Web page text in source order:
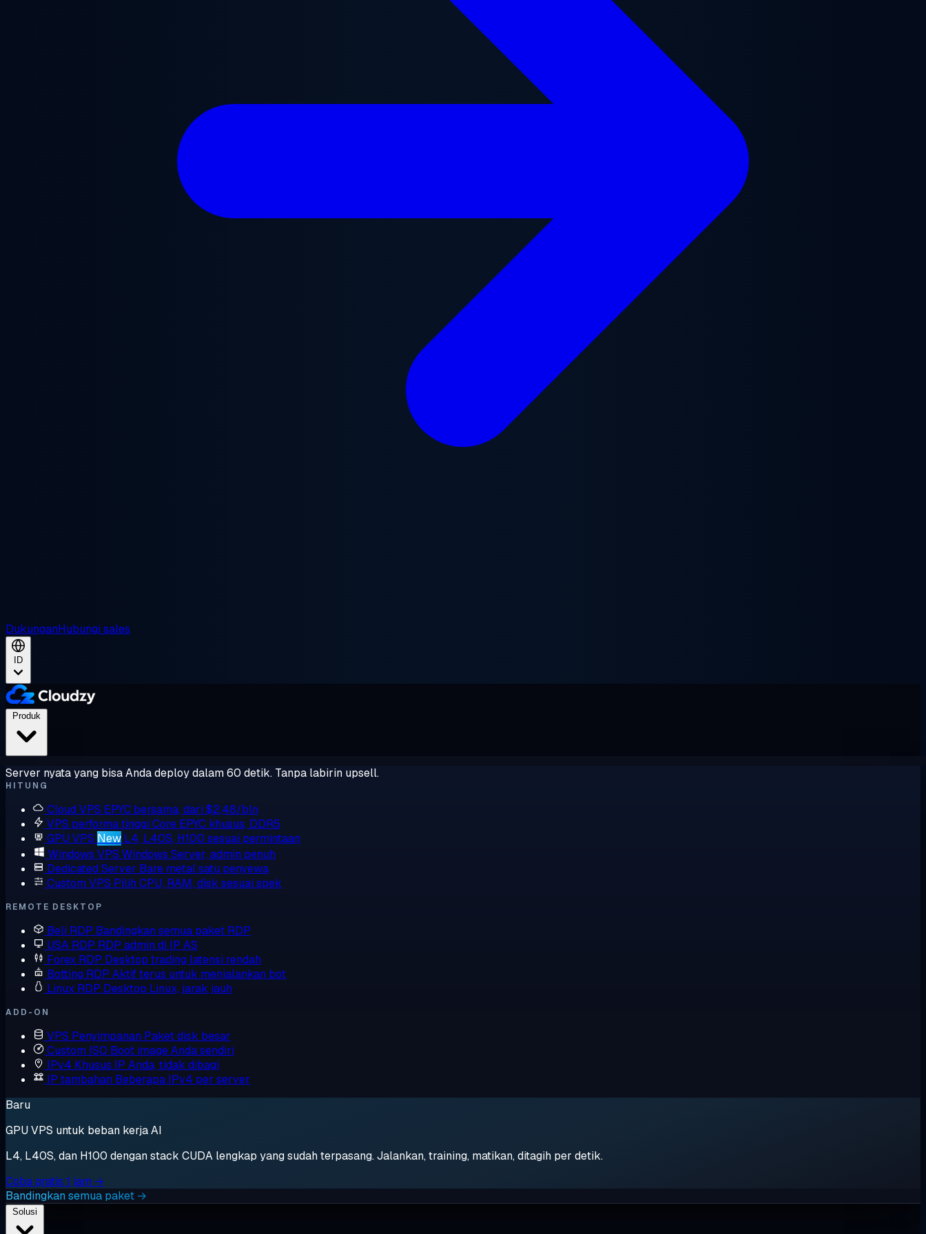
DukunganHubungi sales
ID
Server nyata yang bisa Anda deploy dalam 60 detik. Tanpa labirin upsell.
HITUNG
Cloud VPS EPYC bersama, dari $2,48/bln
VPS performa tinggi Core EPYC khusus, DDR5
GPU VPS New L4, L40S, H100 sesuai permintaan
Windows VPS Windows Server, admin penuh
Dedicated Server Bare metal satu penyewa
Custom VPS Pilih CPU, RAM, disk sesuai spek
REMOTE DESKTOP
Beli RDP Bandingkan semua paket RDP
USA RDP RDP admin di IP AS
Forex RDP Desktop trading latensi rendah
Botting RDP Aktif terus untuk menjalankan bot
Linux RDP Desktop Linux, jarak jauh
ADD-ON
VPS Penyimpanan Paket disk besar
Custom ISO Boot image Anda sendiri
IPv4 Khusus IP Anda, tidak dibagi
IP tambahan Beberapa IPv4 per server
Baru
GPU VPS untuk beban kerja AI
L4, L40S, dan H100 dengan stack CUDA lengkap yang sudah terpasang. Jalankan, training, matikan, ditagih per detik.
Coba gratis 1 jam →
Bandingkan semua paket →